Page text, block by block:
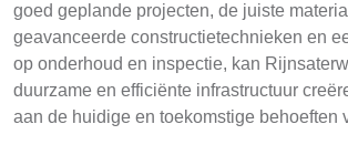
goed geplande projecten, de juiste
geavanceerde constructietechnieken en
op onderhoud en inspectie, kan
duurzame en efficiënte infrastructuur
aan de huidige en toekomstige behoeften